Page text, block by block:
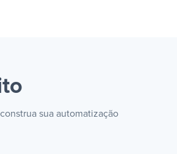
sua automatização